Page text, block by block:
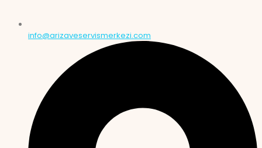
info@arizaveservismerkezi.com